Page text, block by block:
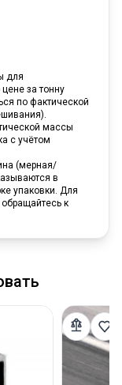
для
за тонну
по фактической
массы
с учётом
(мерная/
в
упаковки. Для
обращайтесь к